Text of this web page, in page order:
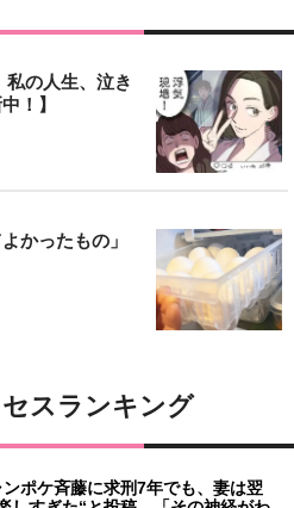
私の人生、泣き
！】
かったもの」
スランキング
ンポケ斉藤に求刑7年でも、妻は翌